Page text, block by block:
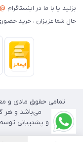
بزنید یا با ما در اینستاگرام @nikandish_kala
حال شما عزیزان ، خرید
تمامی حقوق مادی و
می‌باشد و هر
طراحی و پشتیبانی